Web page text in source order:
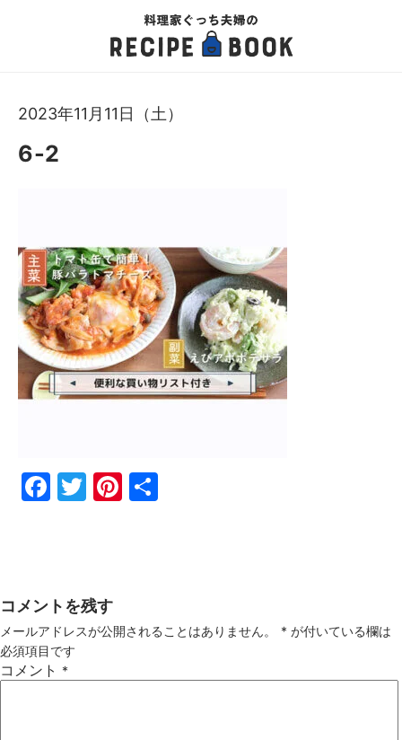
2023年11月11日（土）
6-2
Fac
Twi
Pin
コメントを残す
メールアドレスが公開されることはありません。 * が付いている欄は
必須項目です
コメント *